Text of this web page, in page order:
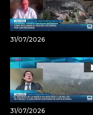
31/07/2026
31/07/2026